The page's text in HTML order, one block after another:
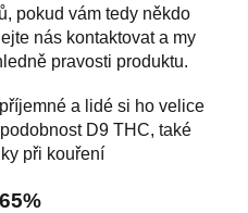
pokud vám tedy někdo
nás kontaktovat a my
pravosti produktu.
a lidé si ho velice
D9 THC, také
při kouření